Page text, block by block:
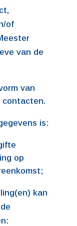
of
van de
van
contacten.
is:
op
kan